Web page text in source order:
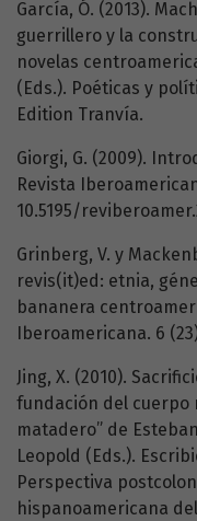
García, Ó. (2013).
guerrillero y la
novelas
(Eds.). Poéticas y
Edition Tranvía.
Giorgi, G. (2009).
Revista
10.5195/
Grinberg, V. y
revis(it)ed: etnia,
bananera
Iberoamericana. 6
Jing, X. (2010).
fundación del cuerpo
matadero” de
Leopold (Eds.).
Perspectiva
hispanoamericana